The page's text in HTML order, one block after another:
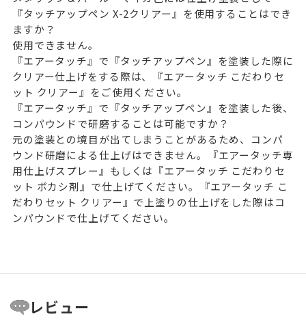
『タッチアップペン X-2クリアー』を使用することはでき
ますか？
使用できません。
『エアータッチ』で『タッチアップペン』を塗装した際に
クリアー仕上げをする際は、『エアータッチ こだわりセ
ット クリアー』をご使用ください。
『エアータッチ』で『タッチアップペン』を塗装した後、
コンパウンドで研磨することは可能ですか？
元の塗装との境目が出てしまうことがあるため、コンパ
ウンド研磨による仕上げはできません。『エアータッチ専
用仕上げスプレー』もしくは『エアータッチ こだわりセ
ット ボカシ剤』で仕上げてください。『エアータッチ こ
だわりセット クリアー』で上塗りの仕上げをした際はコ
ンパウンドで仕上げてください。
レビュー